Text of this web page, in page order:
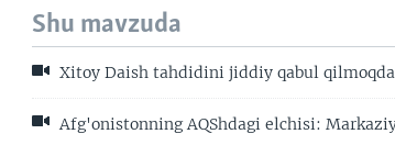
Shu mavzuda
Xitoy Daish tahdidini jiddiy qabul qilmoqda
Afg'onistonning AQShdagi elchisi: